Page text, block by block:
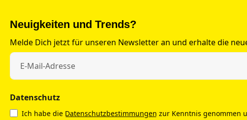
Neuigkeiten und Trends?
Melde Dich jetzt für unseren Newsletter an und erhalte die
Datenschutz
Ich habe die Datenschutzbestimmungen zur Kenntnis genommen